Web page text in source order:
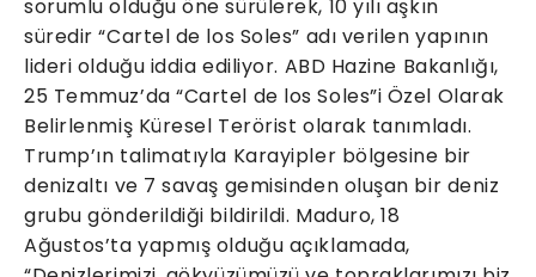
sorumlu olduğu öne sürülerek, 10 yılı aşkın
süredir “Cartel de los Soles” adı verilen yapının
lideri olduğu iddia ediliyor. ABD Hazine Bakanlığı,
25 Temmuz’da “Cartel de los Soles”i Özel Olarak
Belirlenmiş Küresel Terörist olarak tanımladı.
Trump’ın talimatıyla Karayipler bölgesine bir
denizaltı ve 7 savaş gemisinden oluşan bir deniz
grubu gönderildiği bildirildi. Maduro, 18
Ağustos’ta yapmış olduğu açıklamada,